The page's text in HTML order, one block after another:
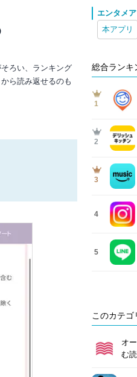
ろい、ランキング
ら読み返せるのも
エンタメ
本アプリ
総合ランキ
1
2
3
4
5
このカテゴ
オ
む